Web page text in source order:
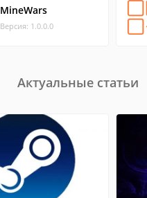
MineWars
Версия: 1.0.0.0
Актуальные статьи